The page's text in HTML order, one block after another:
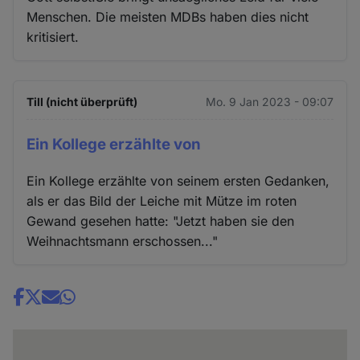
Menschen. Die meisten MDBs haben dies nicht
kritisiert.
Till (nicht überprüft) Mo. 9 Jan 2023 - 09:07
Ein Kollege erzählte von
Ein Kollege erzählte von seinem ersten Gedanken,
als er das Bild der Leiche mit Mütze im roten
Gewand gesehen hatte: "Jetzt haben sie den
Weihnachtsmann erschossen..."
Share